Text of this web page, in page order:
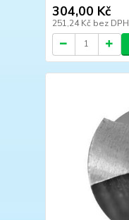
304,00 Kč
251,24 Kč bez DPH